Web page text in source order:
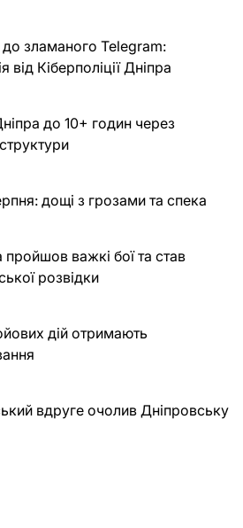
до зламаного Telegram:
від Кіберполіції Дніпра
до 10+ годин через
дощі з грозами та спека
пройшов важкі бої та став
розвідки
дій отримають
вдруге очолив Дніпровську